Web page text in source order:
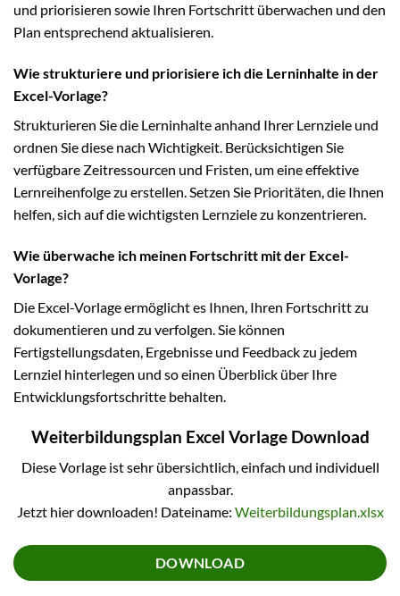
und priorisieren sowie Ihren Fortschritt überwachen und den
Plan entsprechend aktualisieren.
Wie strukturiere und priorisiere ich die Lerninhalte in der
Excel-Vorlage?
Strukturieren Sie die Lerninhalte anhand Ihrer Lernziele und
ordnen Sie diese nach Wichtigkeit. Berücksichtigen Sie
verfügbare Zeitressourcen und Fristen, um eine effektive
Lernreihenfolge zu erstellen. Setzen Sie Prioritäten, die Ihnen
helfen, sich auf die wichtigsten Lernziele zu konzentrieren.
Wie überwache ich meinen Fortschritt mit der Excel-
Vorlage?
Die Excel-Vorlage ermöglicht es Ihnen, Ihren Fortschritt zu
dokumentieren und zu verfolgen. Sie können
Fertigstellungsdaten, Ergebnisse und Feedback zu jedem
Lernziel hinterlegen und so einen Überblick über Ihre
Entwicklungsfortschritte behalten.
Weiterbildungsplan Excel Vorlage Download
Diese Vorlage ist sehr übersichtlich, einfach und individuell
anpassbar.
Jetzt hier downloaden! Dateiname: Weiterbildungsplan.xlsx
DOWNLOAD